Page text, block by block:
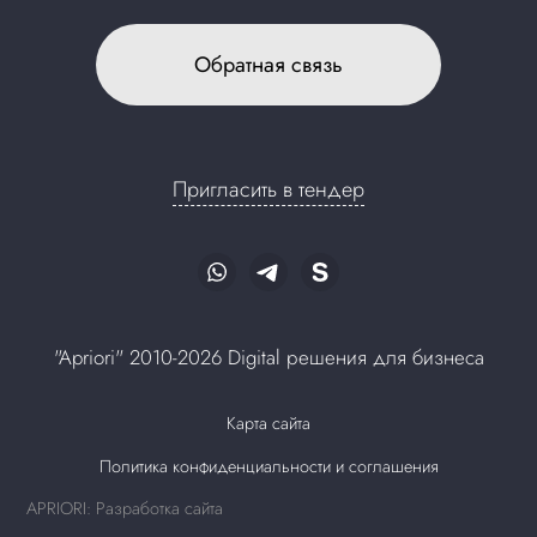
Обратная связь
Пригласить в тендер
"Apriori" 2010-2026 Digital решения для бизнеса
Карта сайта
Политика конфиденциальности и соглашения
APRIORI: Разработка сайта